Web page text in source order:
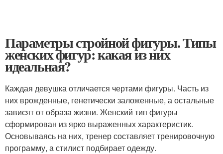
Параметры стройной фигуры. Типы
женских фигур: какая из них
идеальная?
Каждая девушка отличается чертами фигуры. Часть из
них врожденные, генетически заложенные, а остальные
зависят от образа жизни. Женский тип фигуры
сформирован из ярко выраженных характеристик.
Основываясь на них, тренер составляет тренировочную
программу, а стилист подбирает одежду.